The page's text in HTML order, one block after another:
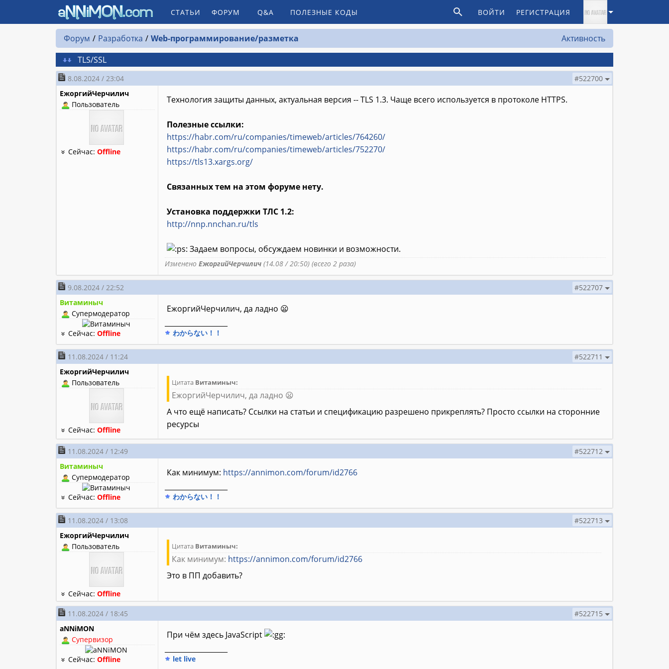
СТАТЬИ ФОРУМ Q&A ПОЛЕЗНЫЕ КОДЫ ВОЙТИ РЕГИСТРАЦИЯ
Форум Разработка Web-программирование/разметка
Активность
TLS/SSL
8.08.2024 / 23:04
#522700
ЕжоргийЧерчилич
Пользователь
Сейчас:Offline
Технология защиты данных, актуальная версия -- TLS 1.3. Чаще всего используется в протоколе HTTPS.
Полезные ссылки:
https://habr.com/ru/companies/timeweb/articles/764260/
https://habr.com/ru/companies/timeweb/articles/752270/
https://tls13.xargs.org/
Связанных тем на этом форуме нету.
Установка поддержки ТЛС 1.2:
http://nnp.nnchan.ru/tls
Задаем вопросы, обсуждаем новинки и возможности.
Изменено ЕжоргийЧерчилич(14.08 / 20:50) (всего 2 раза)
9.08.2024 / 22:52
#522707
Витаминыч
Супермодератор
Сейчас:Offline
ЕжоргийЧерчилич, да ладно 😦
わからない！！
11.08.2024 / 11:24
#522711
ЕжоргийЧерчилич
Пользователь
Сейчас:Offline
Цитата Витаминыч:
ЕжоргийЧерчилич, да ладно 😦
А что ещё написать? Ссылки на статьи и спецификацию разрешено прикреплять? Просто ссылки на сторонние
ресурсы
11.08.2024 / 12:49
#522712
Витаминыч
Супермодератор
Сейчас:Offline
Как минимум: https://annimon.com/forum/id2766
わからない！！
11.08.2024 / 13:08
#522713
ЕжоргийЧерчилич
Пользователь
Сейчас:Offline
Цитата Витаминыч:
Как минимум: https://annimon.com/forum/id2766
Это в ПП добавить?
11.08.2024 / 18:45
#522715
aNNiMON
Супервизор
Сейчас:Offline
При чём здесь JavaScript
let live